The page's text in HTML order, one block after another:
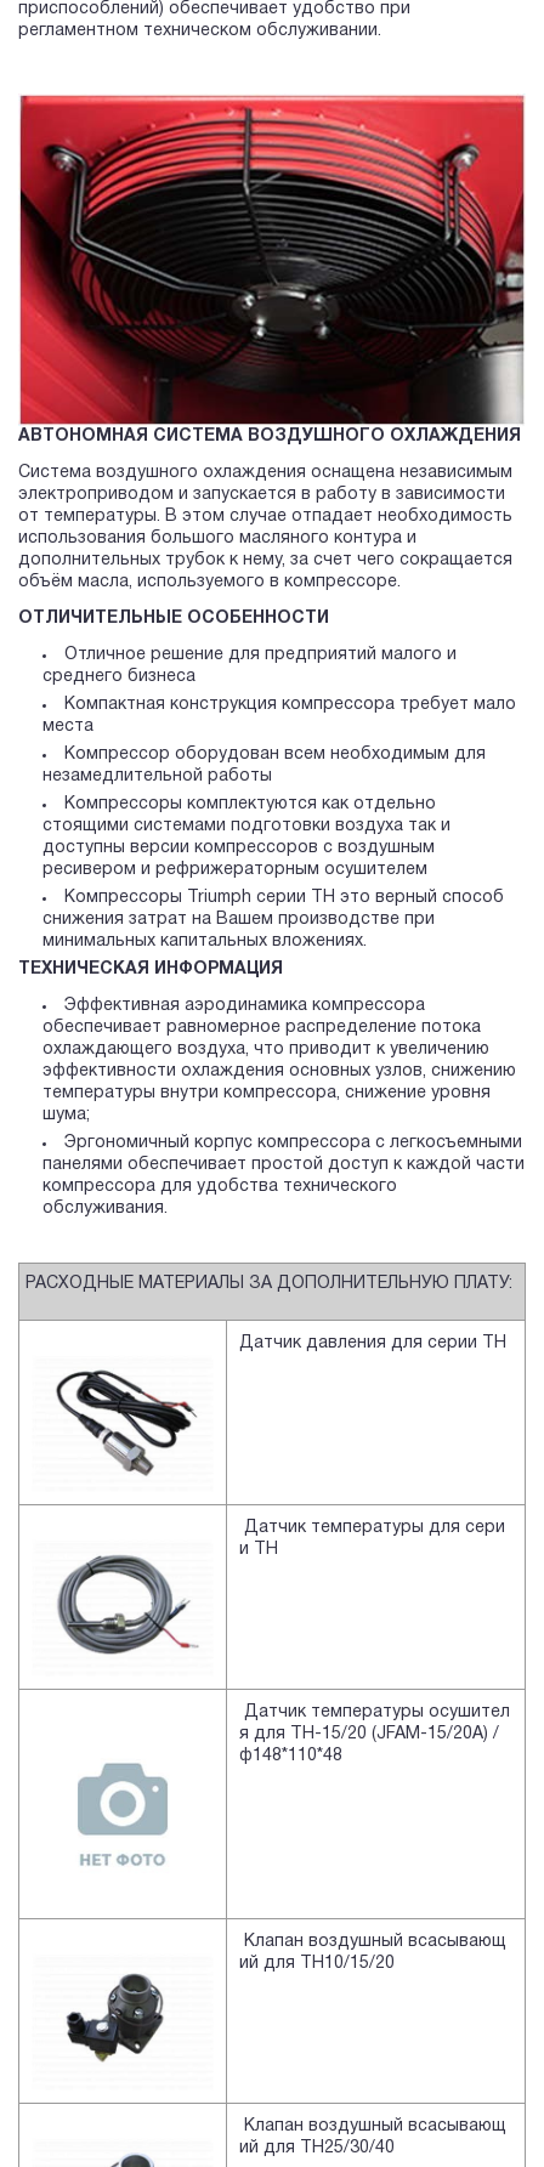
приспособлений) обеспечивает удобство при
регламентном техническом обслуживании.
АВТОНОМНАЯ СИСТЕМА ВОЗДУШНОГО ОХЛАЖДЕНИЯ
Система воздушного охлаждения оснащена независимым
электроприводом и запускается в работу в зависимости
от температуры. В этом случае отпадает необходимость
использования большого масляного контура и
дополнительных трубок к нему, за счет чего сокращается
объём масла, используемого в компрессоре.
ОТЛИЧИТЕЛЬНЫЕ ОСОБЕННОСТИ
Отличное решение для предприятий малого и
среднего бизнеса
Компактная конструкция компрессора требует мало
места
Компрессор оборудован всем необходимым для
незамедлительной работы
Компрессоры комплектуются как отдельно
стоящими системами подготовки воздуха так и
доступны версии компрессоров c воздушным
ресивером и рефрижераторным осушителем
Компрессоры Triumph серии TH это верный способ
снижения затрат на Вашем производстве при
минимальных капитальных вложениях.
ТЕХНИЧЕСКАЯ ИНФОРМАЦИЯ
Эффективная аэродинамика компрессора
обеспечивает равномерное распределение потока
охлаждающего воздуха, что приводит к увеличению
эффективности охлаждения основных узлов, снижению
температуры внутри компрессора, снижение уровня
шума;
Эргономичный корпус компрессора с легкосъемными
панелями обеспечивает простой доступ к каждой части
компрессора для удобства технического
обслуживания.
РАСХОДНЫЕ МАТЕРИАЛЫ ЗА ДОПОЛНИТЕЛЬНУЮ ПЛАТУ:
Датчик давления для серии TH
Датчик температуры для сери
и TH
Датчик температуры осушител
я для TH-15/20 (JFAM-15/20A) /
ф148*110*48
Клапан воздушный всасывающ
ий для TH10/15/20
Клапан воздушный всасывающ
ий для TH25/30/40